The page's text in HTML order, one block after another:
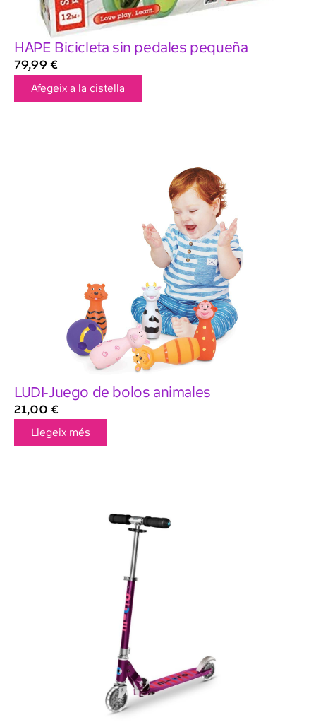
HAPE Bicicleta sin pedales pequeña
79,99 €
Afegeix a la cistella
LUDI-Juego de bolos animales
21,00 €
Llegeix més